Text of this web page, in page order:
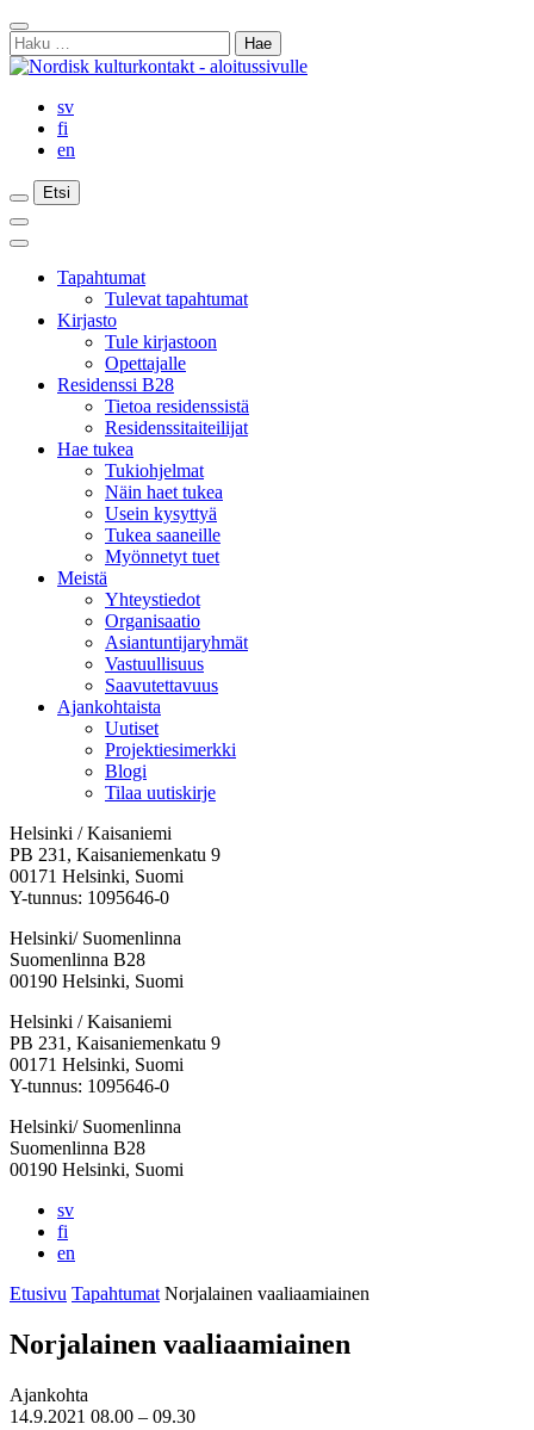
Siirry
sisältöön
Sulje
haku
Haku:
sv
fi
en
Etsi
Etsi
Etsi
Päävalikko
Sulje
päävalikkoTapahtumat
Tulevat tapahtumat
Kirjasto
Tule kirjastoon
Opettajalle
Residenssi B28
Tietoa residenssistä
Residenssitaiteilijat
Hae tukea
Tukiohjelmat
Näin haet tukea
Usein kysyttyä
Tukea saaneille
Myönnetyt tuet
Meistä
Yhteystiedot
Organisaatio
Asiantuntijaryhmät
Vastuullisuus
Saavutettavuus
Ajankohtaista
Uutiset
Projektiesimerkki
Blogi
Tilaa uutiskirje
Helsinki / Kaisaniemi
PB 231, Kaisaniemenkatu 9
00171 Helsinki, Suomi
Y-tunnus: 1095646-0
Helsinki/ Suomenlinna
Suomenlinna B28
00190 Helsinki, Suomi
Facebook:
Avataan
uuteen
välilehteen
Instagram:
Avataan
uuteen
välilehteen
TikTok:
Avataan
uuteen
välilehteen
Youtube:
Avataan
uuteen
välilehteen
Vimeo:
Avataan
uuteen
välilehteen
Helsinki / Kaisaniemi
PB 231, Kaisaniemenkatu 9
00171 Helsinki, Suomi
Y-tunnus: 1095646-0
Helsinki/ Suomenlinna
Suomenlinna B28
00190 Helsinki, Suomi
sv
fi
en
Etusivu Tapahtumat Norjalainen vaaliaamiainen
Norjalainen vaaliaamiainen
Ajankohta
14.9.2021 08.00 – 09.30